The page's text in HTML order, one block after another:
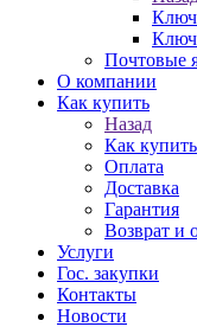
Почтовые
О компании
Как купить
Назад
Как купить
Оплата
Доставка
Гарантия
Возврат и
Услуги
Гос. закупки
Контакты
Новости